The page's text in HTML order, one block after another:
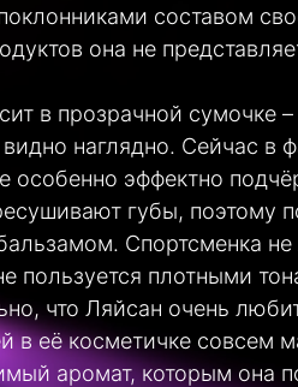
составом
она не
в прозрачной сумочке
наглядно. Сейчас в
особенно эффектно
губы, поэтому
Спортсменка
пользуется плотными
что Ляйсан очень
в её косметичке совсем
аромат, которым она